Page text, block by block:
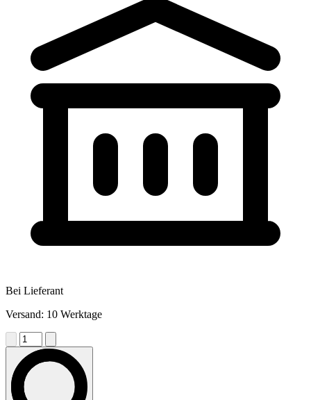
Bei Lieferant
Versand: 10 Werktage